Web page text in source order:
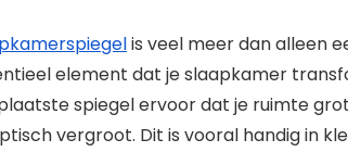
is veel meer dan alleen
element dat je slaapkamer
spiegel ervoor dat je ruimte
vergroot. Dit is vooral handig in